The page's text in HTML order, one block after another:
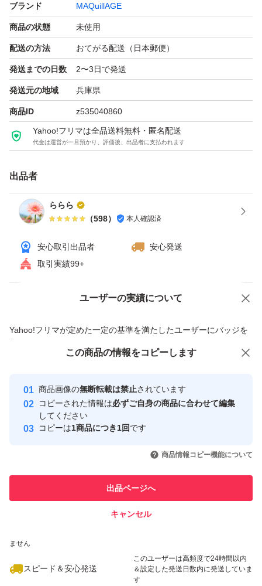
新品未開封
即購入大歓迎
#mmmiコスメ
他にも出品しておりますのでご覧下さいませ(*´-`)
#mmmiの商品一覧
#mmmiの美容グッズ
#資生堂
#マキアージュ
#マキアージュドラマティックパウダリーEX
#マキアージュドラマティックパウダリーEXオークル10
#資生堂
人気シリーズドラマティックパウダリーEX
SPF20〜29
タイプパウダーファンデーション
ブランド MAQuillAGE
商品の状態 未使用
配送の方法 おてがる配送（日本郵便）
発送までの日数 2〜3日で発送
発送元の地域 兵庫県
商品ID z535040860
Yahoo!フリマは全品送料無料・匿名配送
代金は運営が一旦預かり、評価後、出品者に支払われます
出品者
ららら
（598） 本人確認済
安心取引出品者
安心発送
取引実績99+
ユーザーの実績について
Yahoo!フリマが定めた一定の基準を満たしたユーザーにバッジを
付与しています
安心取引出品者
心・安全なユーザーです
取引実績
引を完了させた実績があります
での取引実績があります
ません
スピード＆安心発送
このユーザーは高頻度で24時間以内
＆設定した発送日数内に発送していま
す
価格の相談 商品への質問
この商品の情報をコピーします
商品画像の無断転載は禁止されています
コピーされた情報は必ずご自身の商品に合わせて編集
してください
コピーは1商品につき1回です
商品情報コピー機能について
出品ページへ
キャンセル
この商品をみている人にオススメ